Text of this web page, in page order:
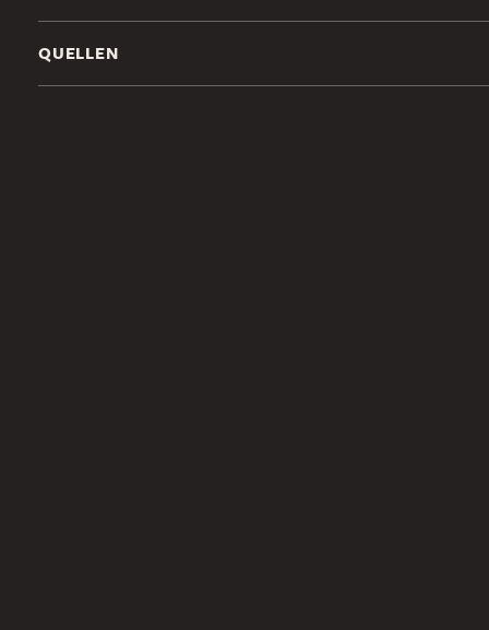
QUELLEN